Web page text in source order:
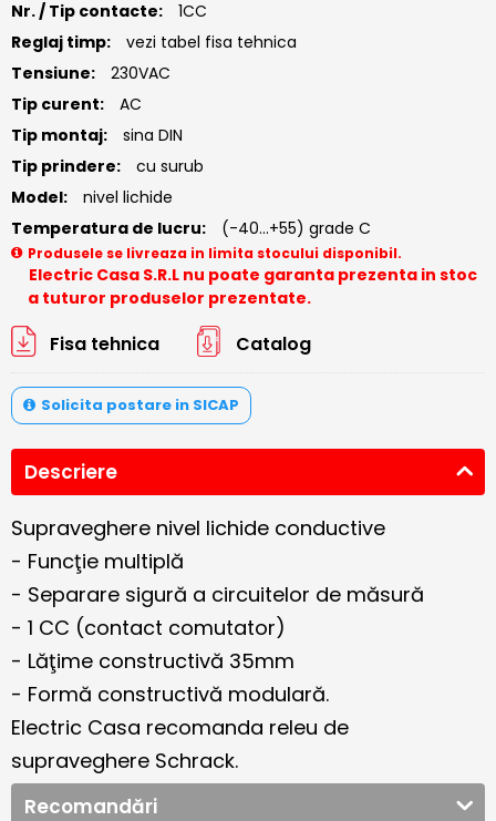
Nr. / Tip contacte:
1CC
Reglaj timp:
vezi tabel fisa tehnica
Tensiune:
230VAC
Tip curent:
AC
Tip montaj:
sina DIN
Tip prindere:
cu surub
Model:
nivel lichide
Temperatura de lucru:
(-40...+55) grade C
Produsele se livreaza in limita stocului disponibil.
Electric Casa S.R.L nu poate garanta prezenta in stoc
a tuturor produselor prezentate.
Fisa tehnica Catalog
Solicita postare in SICAP
Descriere
Supraveghere nivel lichide conductive
- Funcţie multiplă
- Separare sigură a circuitelor de măsură
- 1 CC (contact comutator)
- Lăţime constructivă 35mm
- Formă constructivă modulară.
Electric Casa recomanda releu de
supraveghere Schrack.
Recomandări